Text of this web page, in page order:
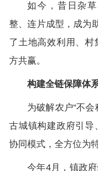
如今，昔日杂
整、连片成型，成为
了土地高效利用、村
方共赢。
构建全链保障体
为破解农户“不会
古城镇构建政府引导
协同模式，全方位为
今年4月，镇政